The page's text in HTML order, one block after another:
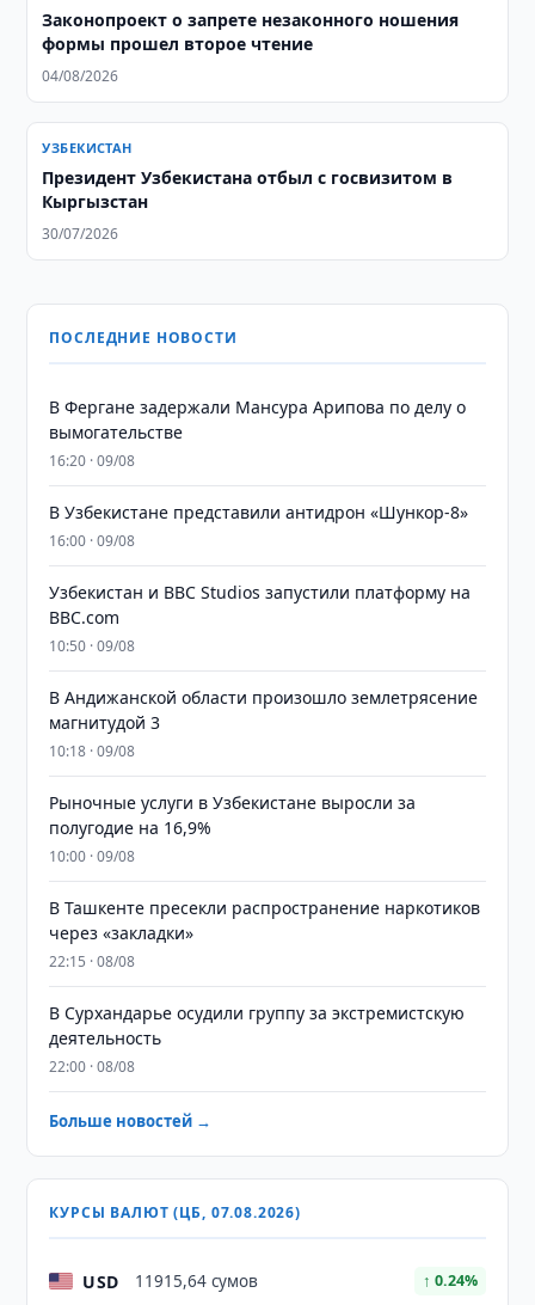
Законопроект о запрете незаконного ношения
формы прошел второе чтение
04/08/2026
УЗБЕКИСТАН
Президент Узбекистана отбыл с госвизитом в
Кыргызстан
30/07/2026
ПОСЛЕДНИЕ НОВОСТИ
В Фергане задержали Мансура Арипова по делу о
вымогательстве
16:20 · 09/08
В Узбекистане представили антидрон «Шункор-8»
16:00 · 09/08
Узбекистан и BBC Studios запустили платформу на
BBC.com
10:50 · 09/08
В Андижанской области произошло землетрясение
магнитудой 3
10:18 · 09/08
Рыночные услуги в Узбекистане выросли за
полугодие на 16,9%
10:00 · 09/08
В Ташкенте пресекли распространение наркотиков
через «закладки»
22:15 · 08/08
В Сурхандарье осудили группу за экстремистскую
деятельность
22:00 · 08/08
Больше новостей →
КУРСЫ ВАЛЮТ (ЦБ, 07.08.2026)
USD 11915,64 сумов ↑ 0.24%